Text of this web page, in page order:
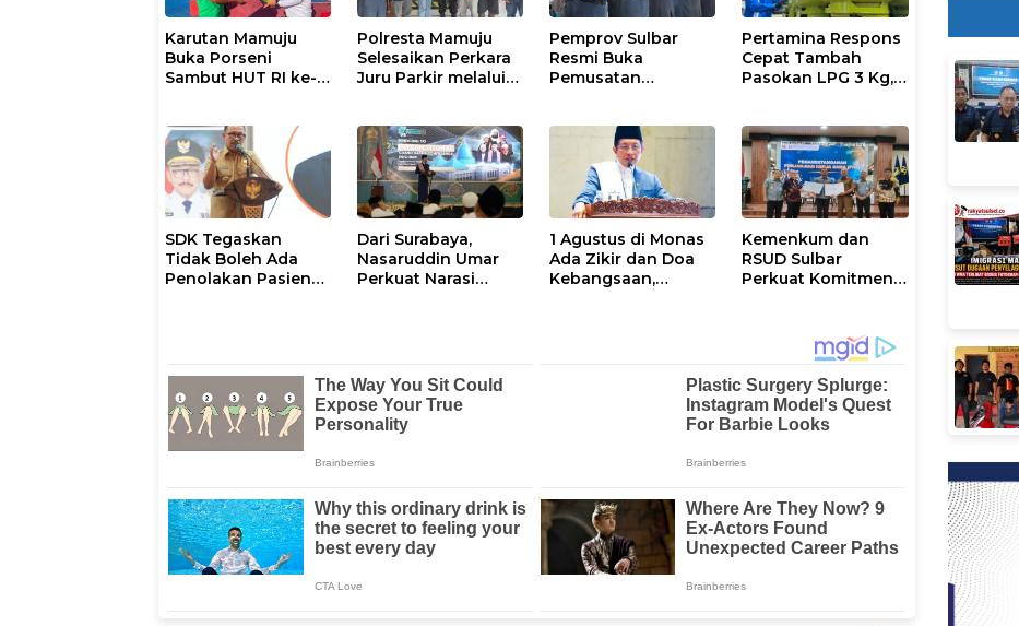
Karutan Mamuju
Buka Porseni
Sambut HUT RI ke-
Polresta Mamuju
Selesaikan Perkara
Juru Parkir melalui
Pemprov Sulbar
Resmi Buka
Pemusatan
Pertamina Respons
Cepat Tambah
Pasokan LPG 3 Kg,
Berlangsung
Kondusif
SDK Tegaskan
Tidak Boleh Ada
Penolakan Pasien
Dari Surabaya,
Nasaruddin Umar
Perkuat Narasi
1 Agustus di Monas
Ada Zikir dan Doa
Kebangsaan,
Kemenkum dan
RSUD Sulbar
Perkuat Komitmen
Intelektual